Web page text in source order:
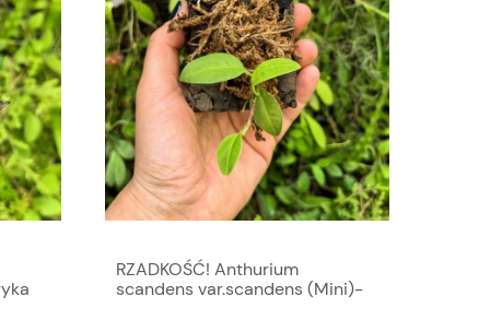
RZADKOŚĆ! Anthurium
scandens var.scandens (Mini)-